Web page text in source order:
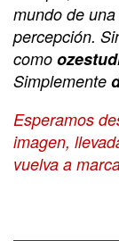
mundo de
percepción.
como
Simplemente
Esperamos
imagen,
vuelva a